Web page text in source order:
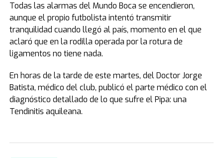
Todas las alarmas del Mundo Boca se encendieron,
aunque el propio futbolista intentó transmitir
tranquilidad cuando llegó al país, momento en el que
aclaró que en la rodilla operada por la rotura de
ligamentos no tiene nada.
En horas de la tarde de este martes, del Doctor Jorge
Batista, médico del club, publicó el parte médico con el
diagnóstico detallado de lo que sufre el Pipa: una
Tendinitis aquileana.